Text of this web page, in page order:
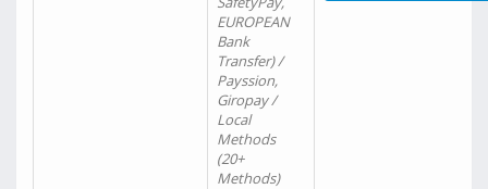
EUROPEAN
Bank
Transfer) /
Payssion,
Giropay /
Local
Methods
(20+
Methods)